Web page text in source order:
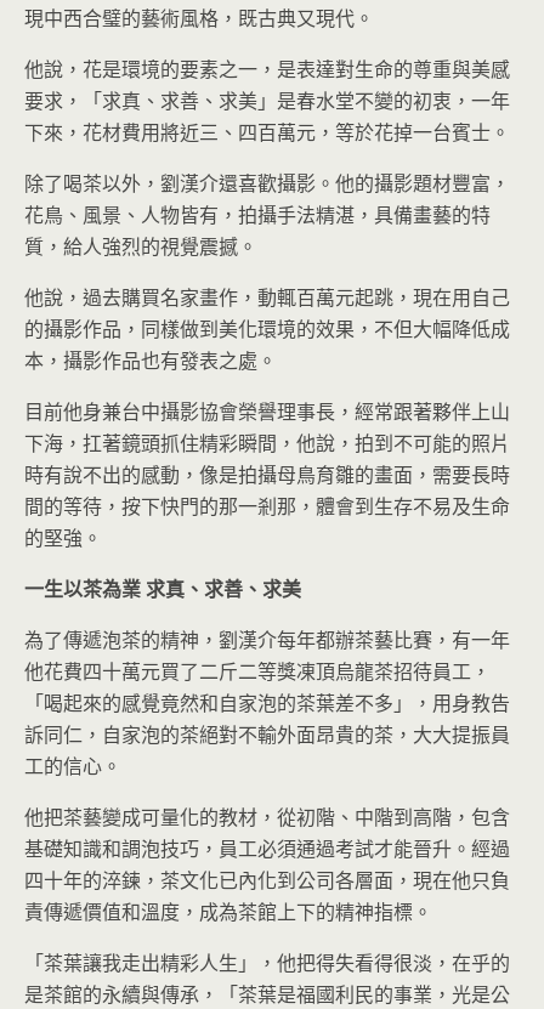
現中西合璧的藝術風格，既古典又現代。
他說，花是環境的要素之一，是表達對生命的尊重與美感
要求，「求真、求善、求美」是春水堂不變的初衷，一年
下來，花材費用將近三、四百萬元，等於花掉一台賓士。
除了喝茶以外，劉漢介還喜歡攝影。他的攝影題材豐富，
花鳥、風景、人物皆有，拍攝手法精湛，具備畫藝的特
質，給人強烈的視覺震撼。
他說，過去購買名家畫作，動輒百萬元起跳，現在用自己
的攝影作品，同樣做到美化環境的效果，不但大幅降低成
本，攝影作品也有發表之處。
目前他身兼台中攝影協會榮譽理事長，經常跟著夥伴上山
下海，扛著鏡頭抓住精彩瞬間，他說，拍到不可能的照片
時有說不出的感動，像是拍攝母鳥育雛的畫面，需要長時
間的等待，按下快門的那一剎那，體會到生存不易及生命
的堅強。
一生以茶為業求真、求善、求美
為了傳遞泡茶的精神，劉漢介每年都辦茶藝比賽，有一年
他花費四十萬元買了二斤二等獎凍頂烏龍茶招待員工，
「喝起來的感覺竟然和自家泡的茶葉差不多」，用身教告
訴同仁，自家泡的茶絕對不輸外面昂貴的茶，大大提振員
工的信心。
他把茶藝變成可量化的教材，從初階、中階到高階，包含
基礎知識和調泡技巧，員工必須通過考試才能晉升。經過
四十年的淬鍊，茶文化已內化到公司各層面，現在他只負
責傳遞價值和溫度，成為茶館上下的精神指標。
「茶葉讓我走出精彩人生」，他把得失看得很淡，在乎的
是茶館的永續與傳承，「茶葉是福國利民的事業，光是公